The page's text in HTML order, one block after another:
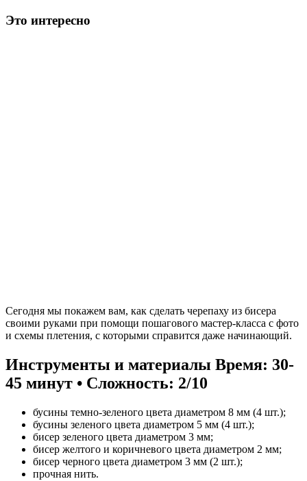
Это интересно
Сегодня мы покажем вам, как сделать черепаху из бисера
своими руками при помощи пошагового мастер-класса с фото
и схемы плетения, с которыми справится даже начинающий.
Инструменты и материалы Время: 30-
45 минут • Сложность: 2/10
бусины темно-зеленого цвета диаметром 8 мм (4 шт.);
бусины зеленого цвета диаметром 5 мм (4 шт.);
бисер зеленого цвета диаметром 3 мм;
бисер желтого и коричневого цвета диаметром 2 мм;
бисер черного цвета диаметром 3 мм (2 шт.);
прочная нить.